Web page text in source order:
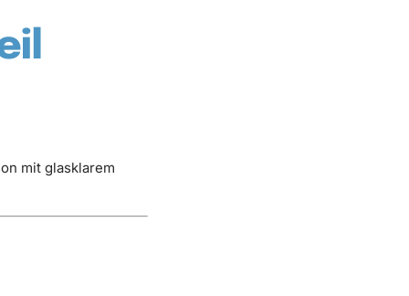
mit glasklarem